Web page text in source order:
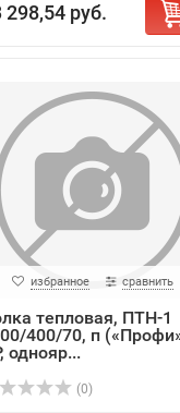
298,54 руб.
избранное сравнить
тепловая, ПТН-1
400/70, п
однояр...
(0)